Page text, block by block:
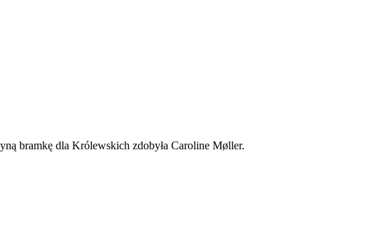
bramkę dla Królewskich zdobyła Caroline Møller.